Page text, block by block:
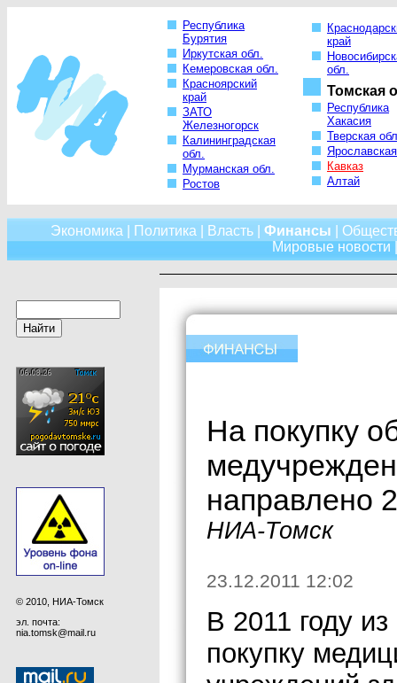
Республика
Бурятия
Иркутская обл.
Кемеровская обл.
Красноярский
край
ЗАТО
Железногорск
Калининградская
обл.
Мурманская обл.
Ростов
край
обл.
Томская
Республика
Хакасия
Тверская
Кавказ
Алтай
Экономика Политика Власть| Финансы
Мировые новости
© 2010, НИА-Томск
эл. почта:
nia.tomsk@mail.ru
На покупку
направлено
НИА-Томск
23.12.2011 12:02
В 2011 году
покупку